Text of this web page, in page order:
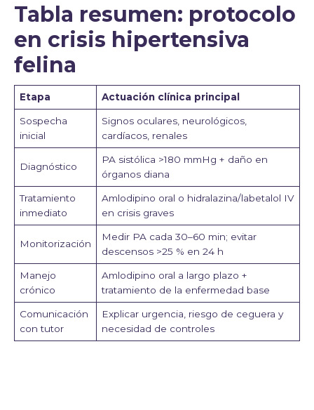
Tabla resumen: protocolo
en crisis hipertensiva
felina
Etapa Actuación clínica principal
Sospecha
inicial
Signos oculares, neurológicos,
cardíacos, renales
Diagnóstico
PA sistólica >180 mmHg + daño en
órganos diana
Tratamiento
inmediato
Amlodipino oral o hidralazina/labetalol IV
en crisis graves
Monitorización
Medir PA cada 30–60 min; evitar
descensos >25 % en 24 h
Manejo
crónico
Amlodipino oral a largo plazo +
tratamiento de la enfermedad base
Comunicación
con tutor
Explicar urgencia, riesgo de ceguera y
necesidad de controles